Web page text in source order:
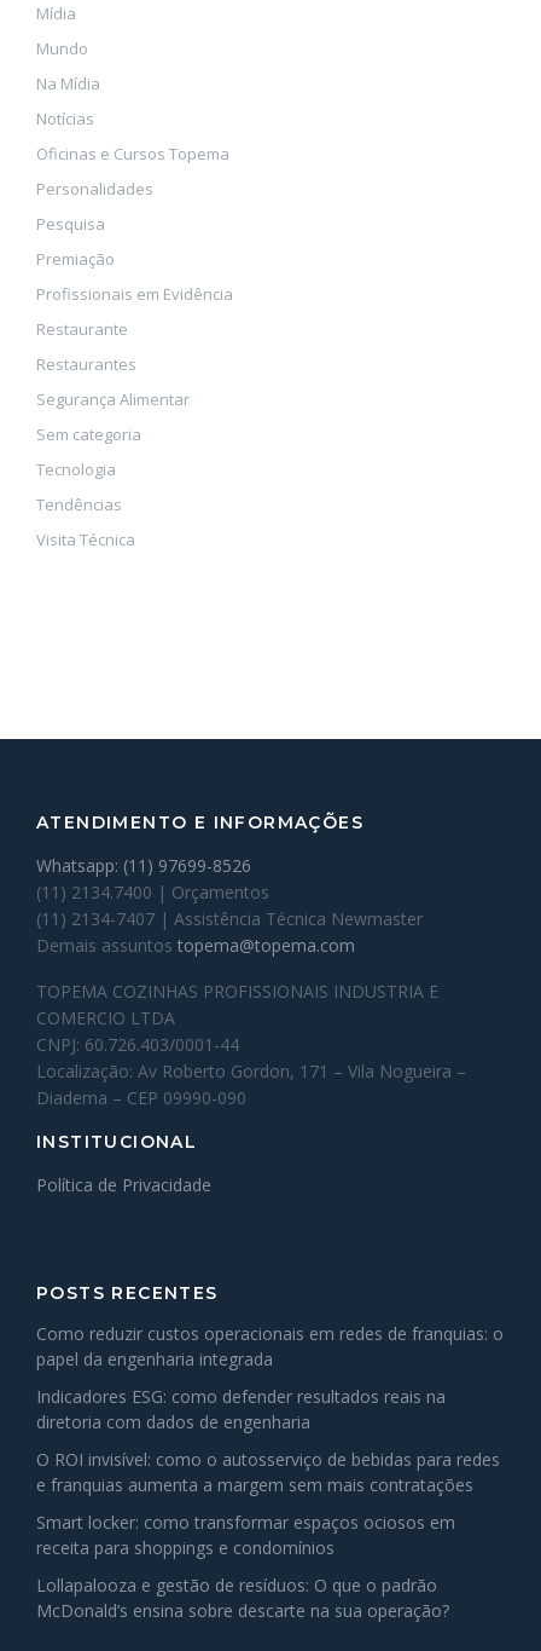
Mídia
Mundo
Na Mídia
Notícias
Oficinas e Cursos Topema
Personalidades
Pesquisa
Premiação
Profissionais em Evidência
Restaurante
Restaurantes
Segurança Alimentar
Sem categoria
Tecnologia
Tendências
Visita Técnica
ATENDIMENTO E INFORMAÇÕES
Whatsapp: (11) 97699-8526
(11) 2134.7400 | Orçamentos
(11) 2134-7407 | Assistência Técnica Newmaster
Demais assuntos topema@topema.com
TOPEMA COZINHAS PROFISSIONAIS INDUSTRIA E
COMERCIO LTDA
CNPJ: 60.726.403/0001-44
Localização: Av Roberto Gordon, 171 – Vila Nogueira –
Diadema – CEP 09990-090
INSTITUCIONAL
Política de Privacidade
POSTS RECENTES
Como reduzir custos operacionais em redes de franquias: o
papel da engenharia integrada
Indicadores ESG: como defender resultados reais na
diretoria com dados de engenharia
O ROI invisível: como o autosserviço de bebidas para redes
e franquias aumenta a margem sem mais contratações
Smart locker: como transformar espaços ociosos em
receita para shoppings e condomínios
Lollapalooza e gestão de resíduos: O que o padrão
McDonald’s ensina sobre descarte na sua operação?